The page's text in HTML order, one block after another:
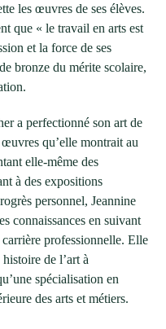
les œuvres de ses élèves.
que « le travail en arts est
et la force de ses
bronze du mérite scolaire,
a perfectionné son art de
qu’elle montrait au
elle-même des
à des expositions
personnel, Jeannine
connaissances en suivant
professionnelle. Elle
de l’art à
spécialisation en
des arts et métiers.